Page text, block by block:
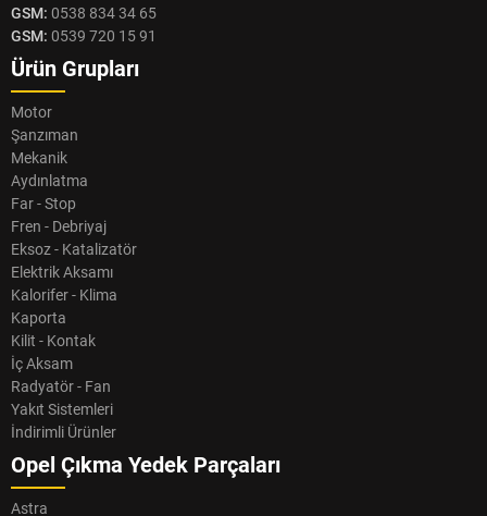
GSM: 0538 834 34 65
GSM: 0539 720 15 91
Ürün Grupları
Motor
Şanzıman
Mekanik
Aydınlatma
Far - Stop
Fren - Debriyaj
Eksoz - Katalizatör
Elektrik Aksamı
Kalorifer - Klima
Kaporta
Kilit - Kontak
İç Aksam
Radyatör - Fan
Yakıt Sistemleri
İndirimli Ürünler
Opel Çıkma Yedek Parçaları
Astra